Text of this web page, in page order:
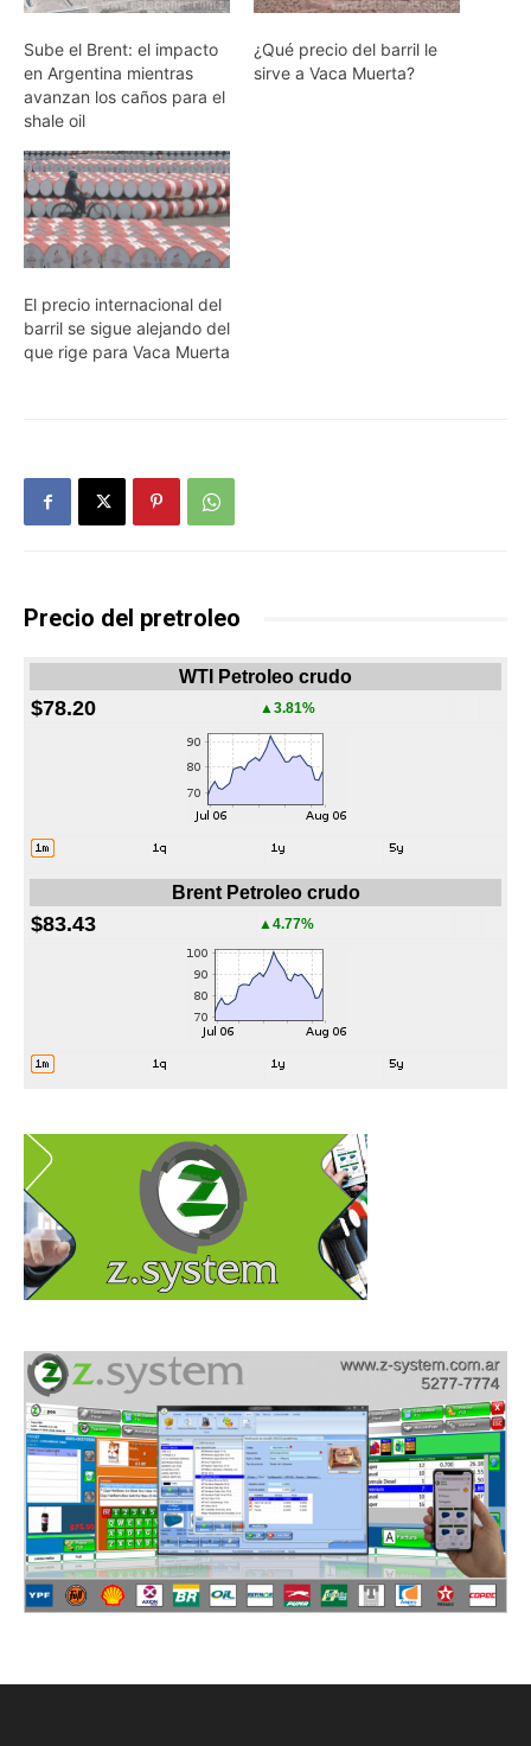
Sube el Brent: el impacto
en Argentina mientras
avanzan los caños para el
shale oil
¿Qué precio del barril le
sirve a Vaca Muerta?
El precio internacional del
barril se sigue alejando del
que rige para Vaca Muerta
Precio del pretroleo
WTI Petroleo crudo
$78.20 ▲3.81%
Brent Petroleo crudo
$83.43 ▲4.77%